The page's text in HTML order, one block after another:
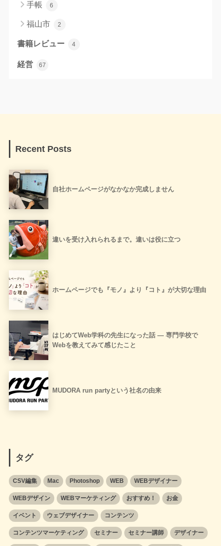
手帳 6
福山市 2
書籍レビュー 4
経営 67
Recent Posts
自社ホームページがなかなか完成しません
違いを受け入れられるまで。違いは役に立つ
ホームページでも『モノ』より『コト』が大切な理由
はじめてWeb学科の先生になった話 ― 専門学校で
Webを教えてみて感じたこと
MUDORA run partyという社名の由来
タグ
CSV編集 Mac Photoshop WEB WEBデザイナー
WEBデザイン WEBマーケティング おすすめ！ お金
イベント ウェブデザイナー コンテンツ
コンテンツマーケティング セミナー セミナー講師 デザイナー